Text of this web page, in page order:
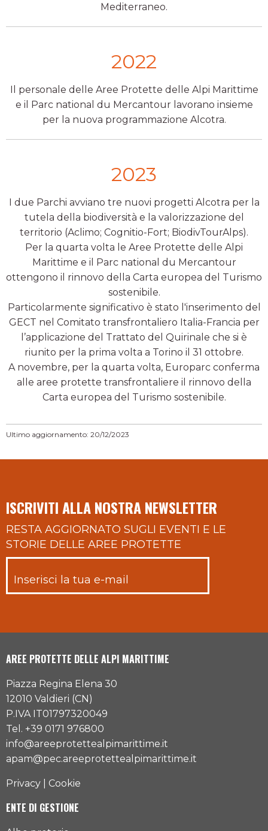
Mediterraneo.
2022
Il personale delle Aree Protette delle Alpi Marittime
e il Parc national du Mercantour lavorano insieme
per la nuova programmazione Alcotra.
2023
I due Parchi avviano tre nuovi progetti Alcotra per la
tutela della biodiversità e la valorizzazione del
territorio (Aclimo; Cognitio-Fort; BiodivTourAlps).
Per la quarta volta le Aree Protette delle Alpi
Marittime e il Parc national du Mercantour
ottengono il rinnovo della Carta europea del Turismo
sostenibile.
Particolarmente significativo è stato l'inserimento del
GECT nel Comitato transfrontaliero Italia-Francia per
l’applicazione del Trattato del Quirinale che si è
riunito per la prima volta a Torino il 31 ottobre.
A novembre, per la quarta volta, Europarc conferma
alle aree protette transfrontaliere il rinnovo della
Carta europea del Turismo sostenibile.
Ultimo aggiornamento: 20/12/2023
ISCRIVITI ALLA NOSTRA NEWSLETTER
RESTA AGGIORNATO SUGLI EVENTI E LE
STORIE DELLE AREE PROTETTE
AREE PROTETTE DELLE ALPI MARITTIME
Piazza Regina Elena 30
12010 Valdieri (CN)
P.IVA IT01797320049
Tel. +39 0171 976800
info@areeprotettealpimarittime.it
apam@pec.areeprotettealpimarittime.it
Privacy Cookie
ENTE DI GESTIONE